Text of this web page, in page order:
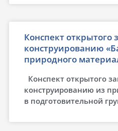
Конспект открытого
конструированию
природного
Конспект открытого
конструированию из
в подготовительной